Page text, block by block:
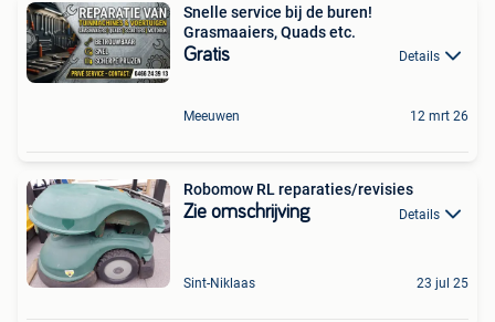
Snelle service bij de buren!
Grasmaaiers, Quads etc.
Gratis Details
Meeuwen 12 mrt 26
Robomow RL reparaties/revisies
Zie omschrijving Details
Sint-Niklaas 23 jul 25